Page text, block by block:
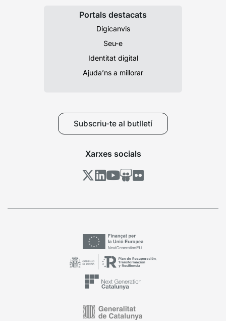
Portals destacats
Digicanvis
Seu-e
Identitat digital
Ajuda’ns a millorar
Subscriu-te al butlletí
Xarxes socials